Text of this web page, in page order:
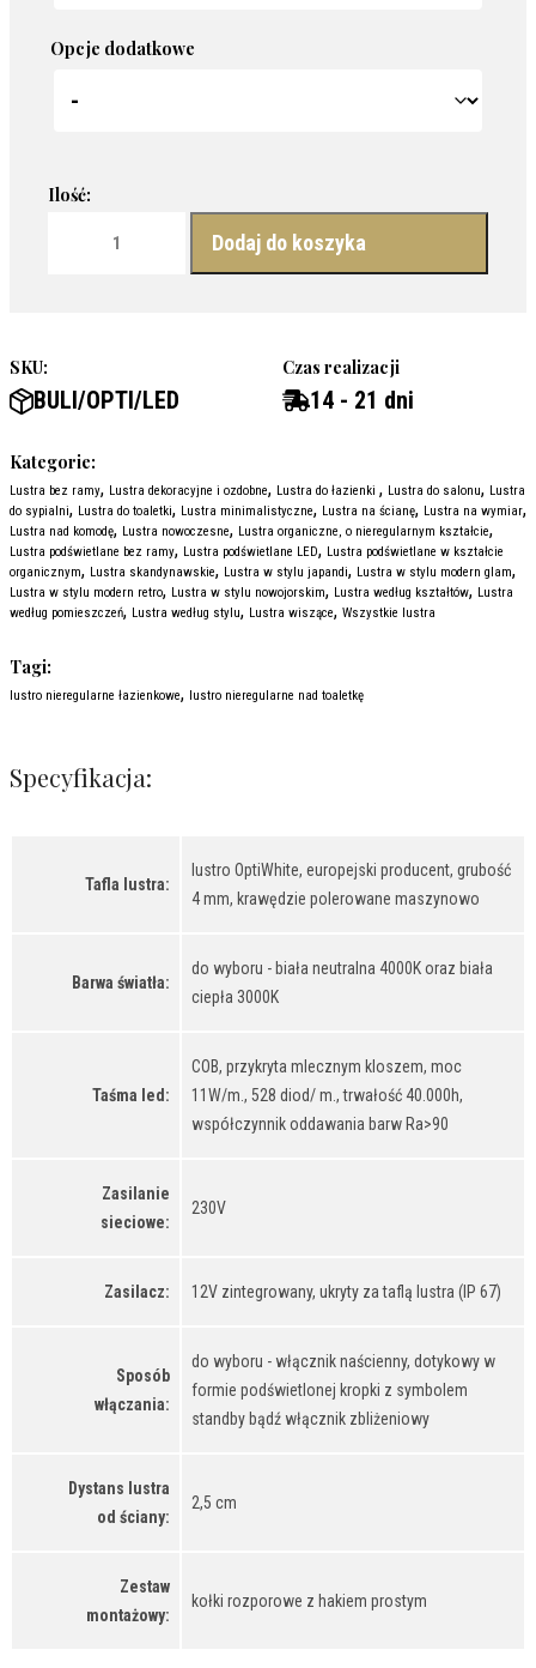
Opcje dodatkowe
ilość LUSTRO NIEREGULARNE Z PODŚWIETLENIEM - BULI LED
Dodaj do koszyka
SKU:
BULI/OPTI/LED
Czas realizacji
14 - 21 dni
Kategorie:
Lustra bez ramy, Lustra dekoracyjne i ozdobne, Lustra do łazienki , Lustra do salonu, Lustra
do sypialni, Lustra do toaletki, Lustra minimalistyczne, Lustra na ścianę, Lustra na wymiar,
Lustra nad komodę, Lustra nowoczesne, Lustra organiczne, o nieregularnym kształcie,
Lustra podświetlane bez ramy, Lustra podświetlane LED, Lustra podświetlane w kształcie
organicznym, Lustra skandynawskie, Lustra w stylu japandi, Lustra w stylu modern glam,
Lustra w stylu modern retro, Lustra w stylu nowojorskim, Lustra według kształtów, Lustra
według pomieszczeń, Lustra według stylu, Lustra wiszące, Wszystkie lustra
Tagi:
lustro nieregularne łazienkowe, lustro nieregularne nad toaletkę
Specyfikacja:
Tafla lustra:
lustro OptiWhite, europejski producent, grubość
4 mm, krawędzie polerowane maszynowo
Barwa światła:
do wyboru - biała neutralna 4000K oraz biała
ciepła 3000K
Taśma led:
COB, przykryta mlecznym kloszem, moc
11W/m., 528 diod/ m., trwałość 40.000h,
współczynnik oddawania barw Ra>90
Zasilanie
sieciowe:
230V
Zasilacz: 12V zintegrowany, ukryty za taflą lustra (IP 67)
Sposób
włączania:
do wyboru - włącznik naścienny, dotykowy w
formie podświetlonej kropki z symbolem
standby bądź włącznik zbliżeniowy
Dystans lustra
od ściany:
2,5 cm
Zestaw
montażowy:
kołki rozporowe z hakiem prostym